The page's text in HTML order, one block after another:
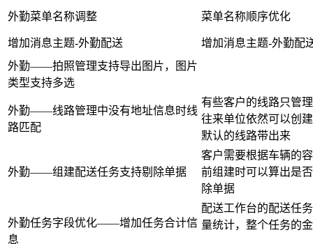
外勤菜单名称调整
菜单名称顺序优化
增加消息主题-外勤配送
增加消息主题-外勤配
外勤——拍照管理支持导出图片，图片
类型支持多选
外勤——线路管理中没有地址信息时线
路匹配
有些客户的线路只管
往来单位依然可以创
默认的线路带出来
外勤——组建配送任务支持剔除单据
客户需要根据车辆的
前组建时可以算出是
除单据
外勤任务字段优化——增加任务合计信
息
配送工作台的配送任
量统计，整个任务的